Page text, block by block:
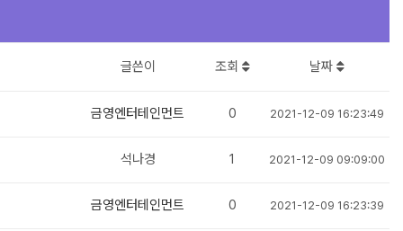
글쓴이 조회 날짜
금영엔터테인먼트 0 2021-12-09 16:23:49
석나경 1 2021-12-09 09:09:00
금영엔터테인먼트 0 2021-12-09 16:23:39